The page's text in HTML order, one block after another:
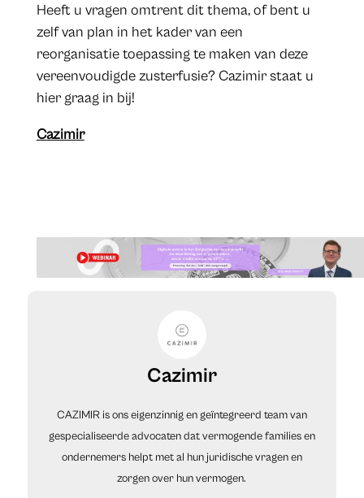
Heeft u vragen omtrent dit thema, of bent u
zelf van plan in het kader van een
reorganisatie toepassing te maken van deze
vereenvoudigde zusterfusie? Cazimir staat u
hier graag in bij!
Cazimir
Cazimir
CAZIMIR is ons eigenzinnig en geïntegreerd team van
gespecialiseerde advocaten dat vermogende families en
ondernemers helpt met al hun juridische vragen en
zorgen over hun vermogen.